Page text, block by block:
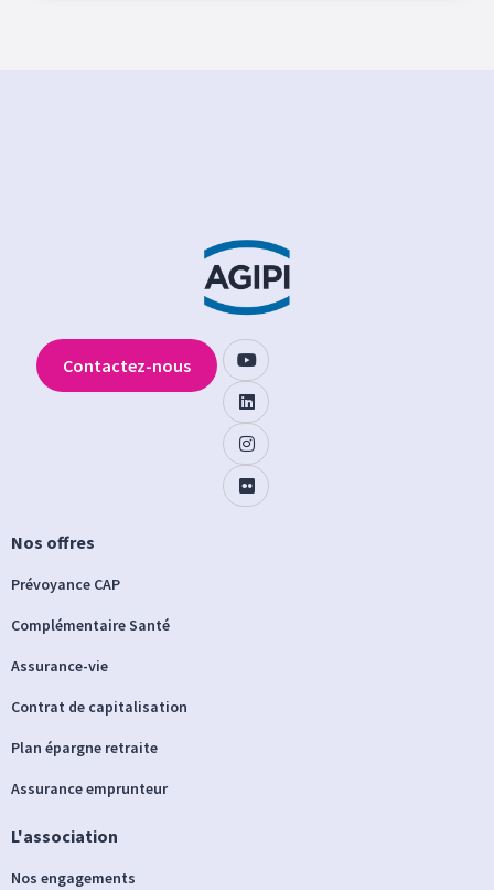
Nos offres
Prévoyance CAP
Complémentaire Santé
Assurance-vie
Contrat de capitalisation
Plan épargne retraite
Assurance emprunteur
L'association
Nos engagements
Contactez-nous